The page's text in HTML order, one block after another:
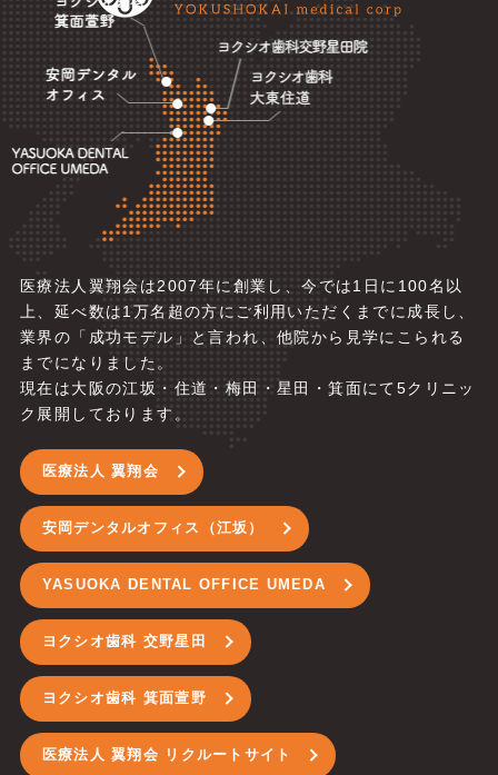
医療法人翼翔会は2007年に創業し、今では1日に100名以
上、延べ数は1万名超の方にご利用いただくまでに成長し、
業界の「成功モデル」と言われ、他院から見学にこられる
までになりました。
現在は大阪の江坂・住道・梅田・星田・箕面にて5クリニッ
ク展開しております。
医療法人 翼翔会
安岡デンタルオフィス（江坂）
YASUOKA DENTAL OFFICE UMEDA
ヨクシオ歯科 交野星田
ヨクシオ歯科 箕面萱野
医療法人 翼翔会 リクルートサイト